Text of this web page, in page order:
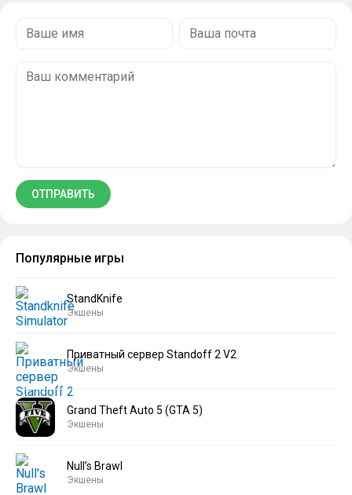
Популярные игры
StandKnife
Экшены
Приватный сервер Standoff 2 V2
Экшены
Grand Theft Auto 5 (GTA 5)
Экшены
Null’s Brawl
Экшены